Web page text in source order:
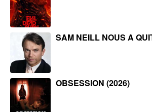
SAM NEILL NOUS A
OBSESSION (2026)